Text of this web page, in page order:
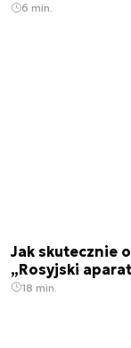
6 min.
Jak skutecznie
„Rosyjski
18 min.